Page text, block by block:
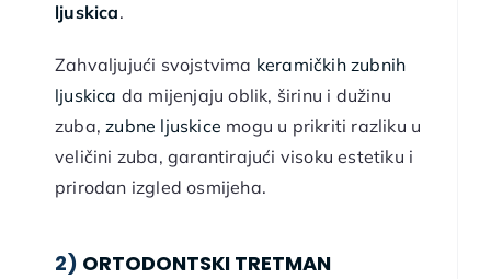
ljuskica.
Zahvaljujući svojstvima keramičkih zubnih
ljuskica da mijenjaju oblik, širinu i dužinu
zuba,zubne ljuskice mogu u prikriti razliku u
veličini zuba, garantirajući visoku estetiku i
prirodan izgled osmijeha.
2) ORTODONTSKI TRETMAN